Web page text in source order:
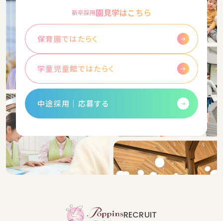
新卒採用園見学はこちら
保育園ではたらく
学童児童館ではたらく
中途採用│応募する
RECRUIT